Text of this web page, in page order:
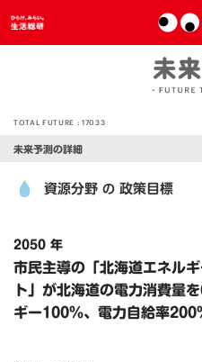
TOTAL FUTURE :17033
未来予測の詳細
資源分野 の 政策目標
2050 年
市民主導の「北海道エネル
ト」が北海道の電力消費量
ギー100％、電力自給率200